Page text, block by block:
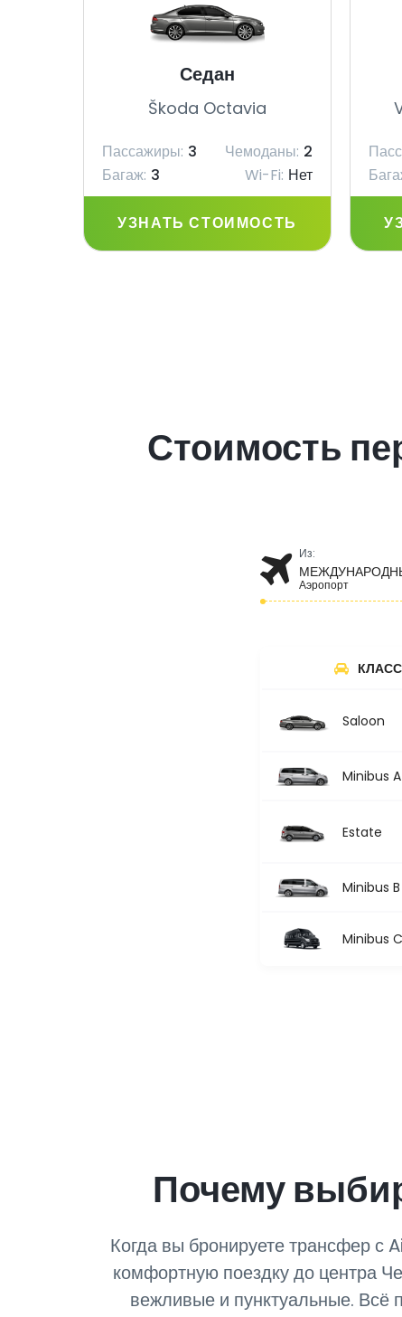
Седан
Škoda Octavia
Пассажиры: 3 Чемоданы: 2
Багаж: 3 Wi-Fi: Нет
УЗНАТЬ СТОИМОСТЬ
Стоимость
Из:
Аэропорт
Saloon
Minibus A
Estate
Minibus B
Minibus
Почему
Когда вы бронируете трансфер с
комфортную поездку до центра
вежливые и пунктуальные. Всё